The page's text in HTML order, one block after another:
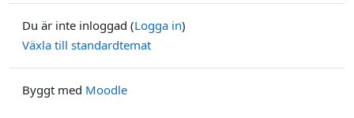
Du är inte inloggad (Logga in)
Växla till standardtemat
Byggt med Moodle